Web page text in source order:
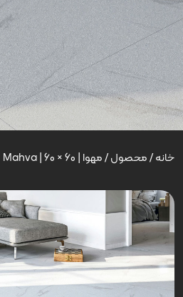
خانه/محصول/مهوا | Mahva | 60 × 60